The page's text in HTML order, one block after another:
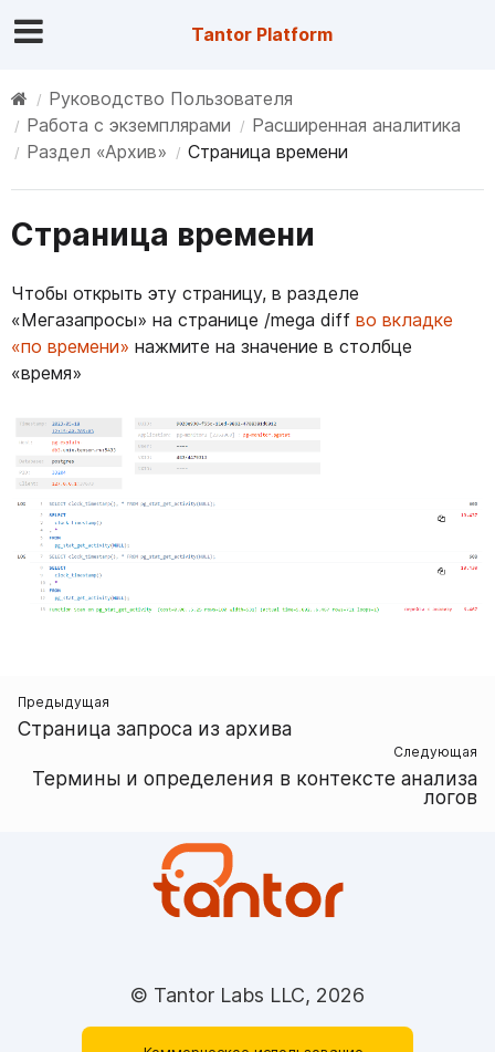
Tantor Platform
Руководство Пользователя
Работа с экземплярами
Расширенная аналитика
Раздел «Архив»
Страница времени
Страница времени
Чтобы открыть эту страницу, в разделе
«Мегазапросы» на странице /mega diff во вкладке
«по времени» нажмите на значение в столбце
«время»
Предыдущая
Страница запроса из архива
Следующая
Термины и определения в контексте анализа
логов
© Tantor Labs LLC, 2026